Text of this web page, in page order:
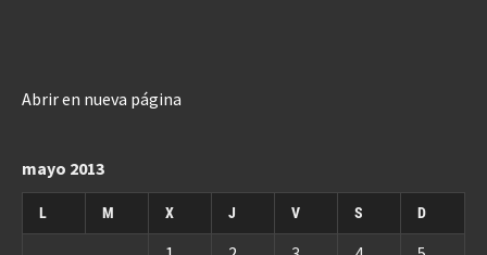
Abrir en nueva página
mayo 2013
L M X J V S D